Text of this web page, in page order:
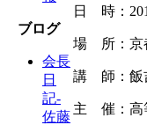
ブログ
会長
日
記-
佐藤
日 時：
場 所：京
講 師：飯
主 催：高